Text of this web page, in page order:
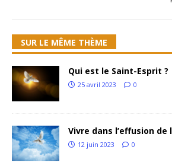
SUR LE MÊME THÈME
Qui est le Saint-Esprit ?
25 avril 2023 0
Vivre dans l’effusion de
12 juin 2023 0